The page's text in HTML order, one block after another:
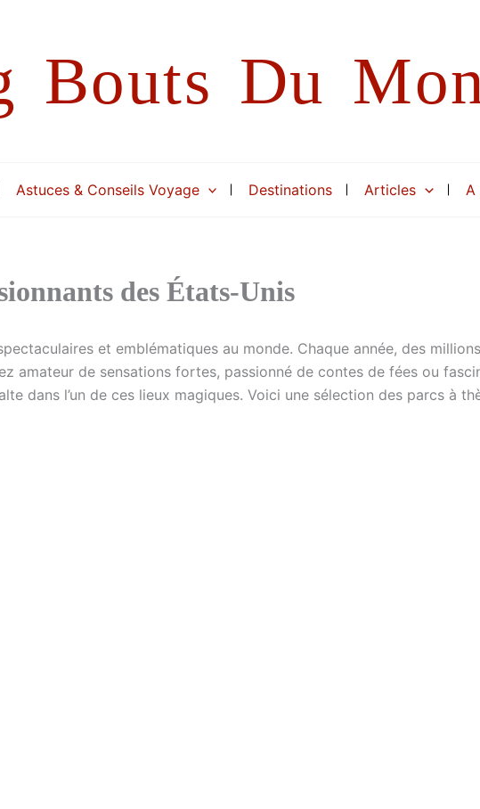
Bouts Du
Astuces & Conseils Voyage Destinations Articles A
des États-Unis
et emblématiques au monde. Chaque année, des
amateur de sensations fortes, passionné de contes de fées ou
dans l’un de ces lieux magiques. Voici une sélection des parcs à